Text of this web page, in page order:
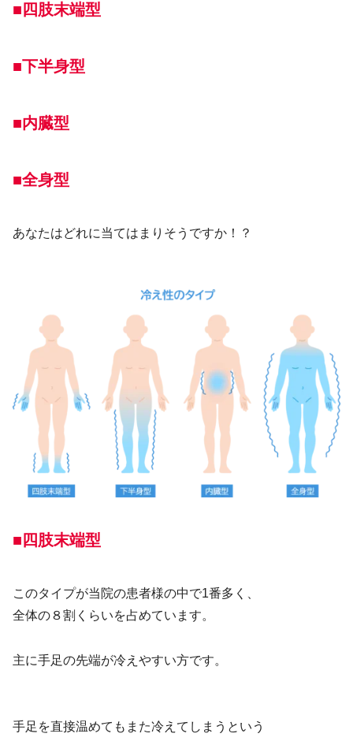
■四肢末端型
■下半身型
■内臓型
■全身型
あなたはどれに当てはまりそうですか！？
■四肢末端型
このタイプが当院の患者様の中で1番多く、
全体の８割くらいを占めています。
主に手足の先端が冷えやすい方です。
手足を直接温めてもまた冷えてしまうという